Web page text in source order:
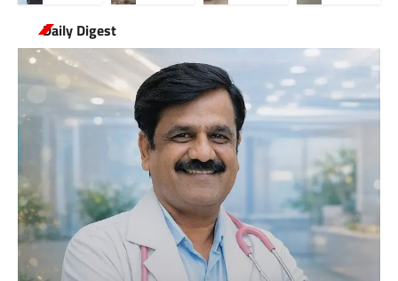
Daily Digest